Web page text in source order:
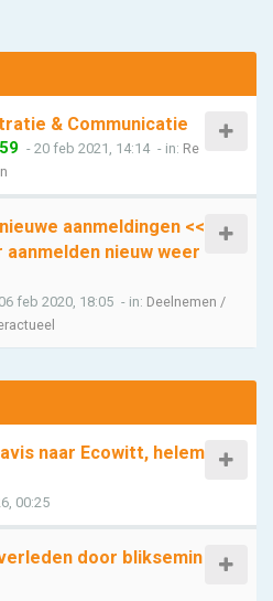
& Communicatie
- 20 feb 2021, 14:14 - in: Re
aanmeldingen <<
nieuw weer
feb 2020, 18:05 - in: Deelnemen /
naar Ecowitt, helem
00:25
door bliksemin